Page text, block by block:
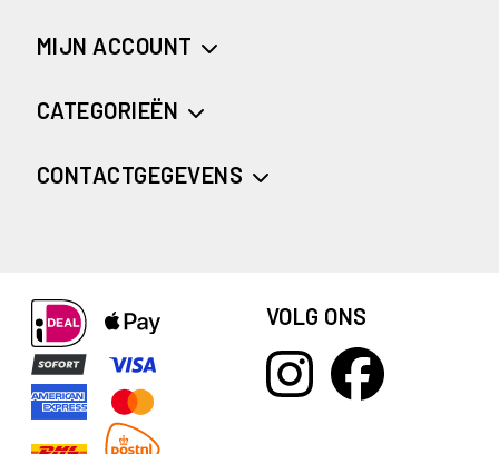
MIJN ACCOUNT
CATEGORIEËN
CONTACTGEGEVENS
VOLG ONS